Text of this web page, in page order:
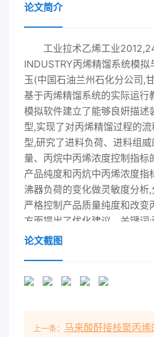
论文简介
工业拉术乙烯工业
INDUSTRY丙烯精馏系统模拟
玉(中国石油兰州石化分公司,
基于丙烯精馏系统的实际运
模拟软件建立了能够良姸描述
型,实现了对丙烯精馏过程的
型,研究了进料负荷、进料组
量、丙烷中丙烯浓度控制指标
产品纯度和丙炕中丙烯浓度指
沸器负荷的变化做灵敏度分析,
严格控制产品质量纯度和改变
方面提出了优化建议。关键词
烯精馏塔是乙烯装置中较为特
馏塔在整个分离过程中塔板数
化带来了极大不便。本文利用
论文截图
上一条： 马来酸酐接枝聚丙烯